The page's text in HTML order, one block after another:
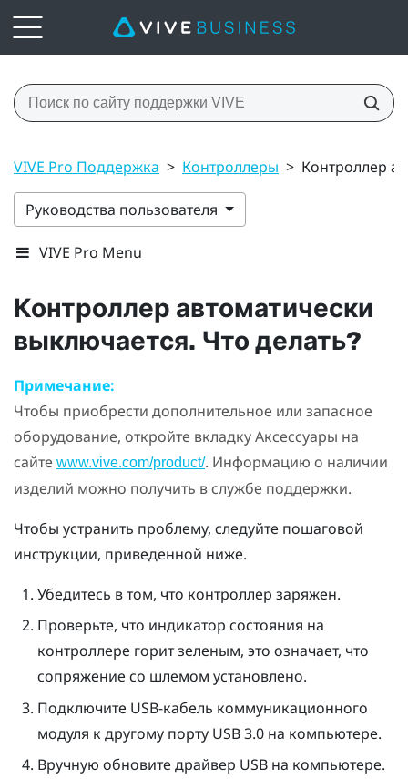
VIVE Pro Поддержка > Контроллеры > Контроллер
Руководства пользователя
VIVE Pro Menu
Контроллер автоматически
выключается. Что делать?
Примечание:
Чтобы приобрести дополнительное или запасное
оборудование, откройте вкладку Аксессуары на
сайте www.vive.com/product/. Информацию о наличии
изделий можно получить в службе поддержки.
Чтобы устранить проблему, следуйте пошаговой
инструкции, приведенной ниже.
Убедитесь в том, что контроллер заряжен.
Проверьте, что индикатор состояния на
контроллере горит зеленым, это означает, что
сопряжение со шлемом установлено.
Подключите USB-кабель коммуникационного
модуля к другому порту USB 3.0 на компьютере.
Вручную обновите драйвер USB на компьютере.